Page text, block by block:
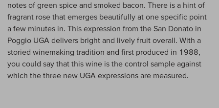
notes of green spice and smoked bacon. There is a hint of
fragrant rose that emerges beautifully at one specific point
a few minutes in. This expression from the San Donato in
Poggio UGA delivers bright and lively fruit overall. With a
storied winemaking tradition and first produced in 1988,
you could say that this wine is the control sample against
which the three new UGA expressions are measured.